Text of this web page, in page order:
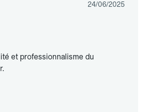
24/06/2025
et professionnalisme du